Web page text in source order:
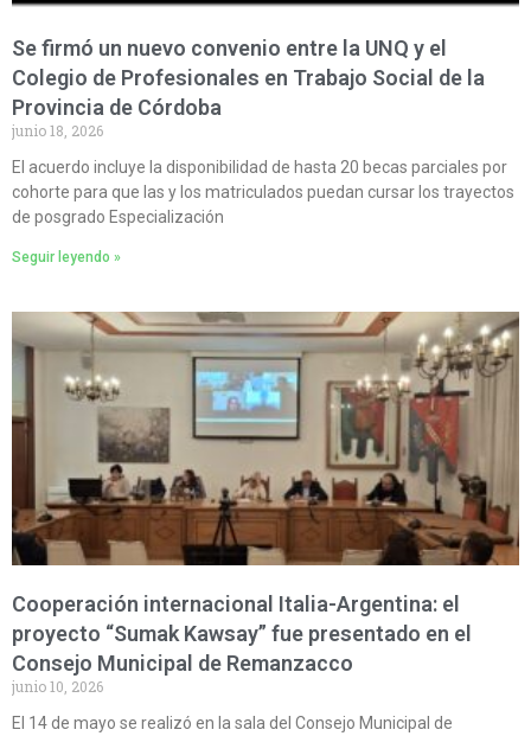
Se firmó un nuevo convenio entre la UNQ y el
Colegio de Profesionales en Trabajo Social de la
Provincia de Córdoba
junio 18, 2026
El acuerdo incluye la disponibilidad de hasta 20 becas parciales por
cohorte para que las y los matriculados puedan cursar los trayectos
de posgrado Especialización
Seguir leyendo »
Cooperación internacional Italia-Argentina: el
proyecto “Sumak Kawsay” fue presentado en el
Consejo Municipal de Remanzacco
junio 10, 2026
El 14 de mayo se realizó en la sala del Consejo Municipal de